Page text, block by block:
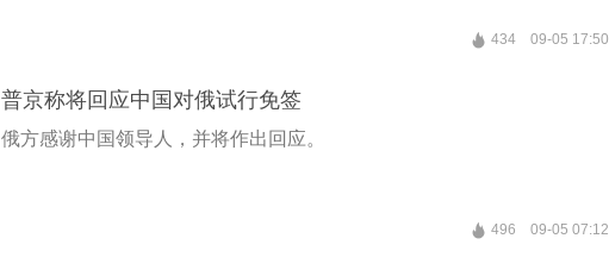
434 09-05 17:50
普京称将回应中国对俄试行免签
俄方感谢中国领导人，并将作出回应。
496 09-05 07:12